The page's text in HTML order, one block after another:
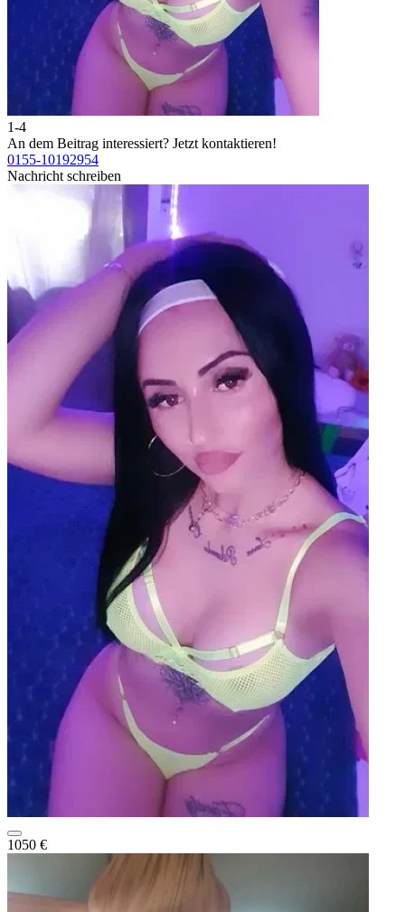
1-4
An dem Beitrag interessiert? Jetzt kontaktieren!
0155-10192954
Nachricht schreiben
1050 €